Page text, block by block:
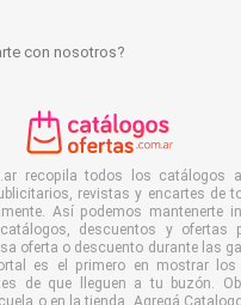
con nosotros?
recopila todos los catálogos
revistas y encartes de
Así podemos mantenerte
descuentos y ofertas
oferta o descuento durante las
es el primero en mostrar
de que lleguen a tu buzón.
o en la tienda. Agregá